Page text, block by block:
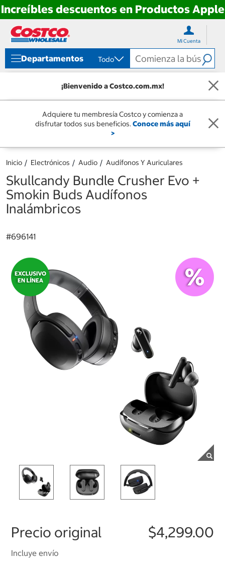
Increíbles descuentos en Productos Apple
directo
contenido
directo
menú
navegación
Mi Cuenta
Departamentos Todo
¡Bienvenido a Costco.com.mx!
Adquiere tu membresía Costco y comienza a
disfrutar todos sus beneficios.Conoce más aquí
>
Inicio Electrónicos Audio Audífonos Y Auriculares
Skullcandy Bundle Crusher Evo +
Smokin Buds Audífonos
Inalámbricos
#696141
Precio original $4,299.00
Incluye envío